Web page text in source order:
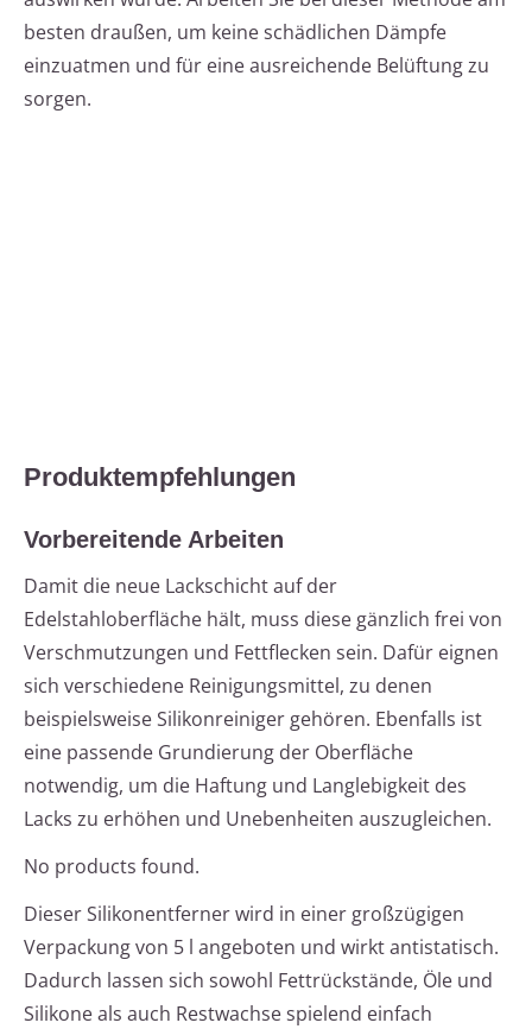
besten draußen, um keine schädlichen Dämpfe
einzuatmen und für eine ausreichende Belüftung zu
sorgen.
Produktempfehlungen
Vorbereitende Arbeiten
Damit die neue Lackschicht auf der
Edelstahloberfläche hält, muss diese gänzlich frei von
Verschmutzungen und Fettflecken sein. Dafür eignen
sich verschiedene Reinigungsmittel, zu denen
beispielsweise Silikonreiniger gehören. Ebenfalls ist
eine passende Grundierung der Oberfläche
notwendig, um die Haftung und Langlebigkeit des
Lacks zu erhöhen und Unebenheiten auszugleichen.
No products found.
Dieser Silikonentferner wird in einer großzügigen
Verpackung von 5 l angeboten und wirkt antistatisch.
Dadurch lassen sich sowohl Fettrückstände, Öle und
Silikone als auch Restwachse spielend einfach